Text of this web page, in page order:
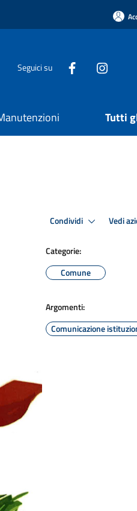
Seguici su
Tutti
Condividi Vedi
Categorie:
Comune
Argomenti:
Comunicazione